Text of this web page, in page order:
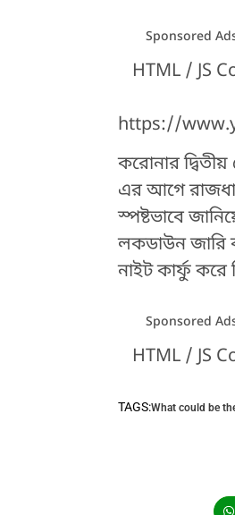
Sponsored
HTML / JS
https://
করোনার
এর আগে
স্পষ্টভাবে
লকডাউন জারি
নাইট কার্ফু
Sponsored
HTML / JS
TAGS:What could be